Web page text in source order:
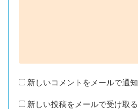
新しいコメントをメールで通知
新しい投稿をメールで受け取る